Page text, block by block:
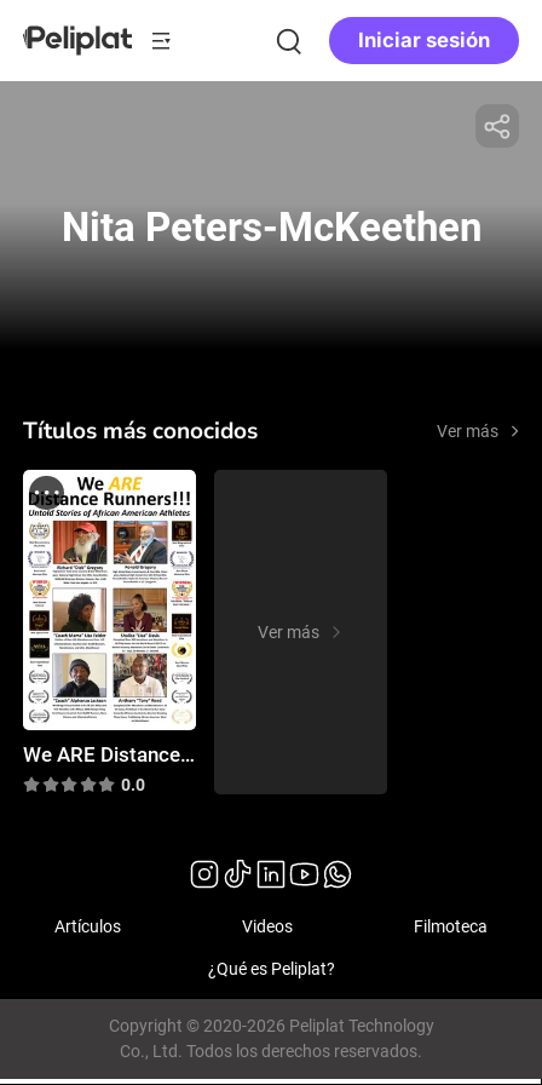
Iniciar sesión
Nita Peters-McKeethen
Títulos más conocidos Ver más
We ARE Distance Runners: Untold Stories of African American Athletes
0.0
Ver más
Artículos Videos Filmoteca
¿Qué es Peliplat?
Copyright © 2020-2026 Peliplat Technology
Co., Ltd. Todos los derechos reservados.